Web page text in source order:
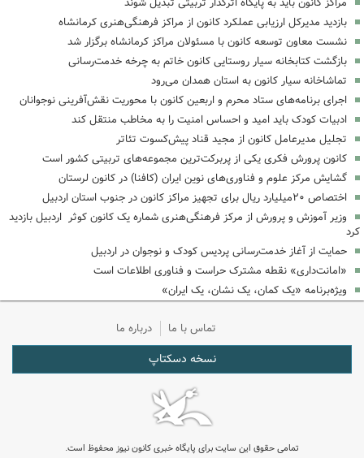
بازدید مدیرکل ارزیابی عملکرد کانون از مراکز فرهنگی‌هنری کرمانشاه
نشست معاون توسعه کانون با مسئولان مراکز کرمانشاه برگزار شد
بازگشت کتابخانه سیار روستایی کانون خاتم به چرخه خدمت‌رسانی
تماشاخانه سیار کانون به استان همدان می‌رود
اجرای برنامه‌های ستاد محرم و اربعین کانون با محوریت نقش‌آفرینی نوجوانان
ادبیات کودک باید امید و احساس امنیت را به مخاطب منتقل کند
تجلیل مدیرعامل کانون از مجید قناد پیش‌کسوت تئاتر
کانون پرورش فکری یکی از پربرکت‌ترین مجموعه‌های تربیتی کشور است
گشایش مرکز علوم و فناوری‌های نوین ایران (کافنا) در کانون لرستان
اختصاص ۲۰میلیارد ریال برای تجهیز مراکز کانون در جنوب استان اردبیل
وزیر آموزش و پرورش از مرکز فرهنگی‌هنری شماره یک کانون کوثر اردبیل بازدید
کرد
حمایت از آغاز خدمت‌رسانی پردیس کودک و نوجوان در اردبیل
«امانت‌داری» نقطه مشترک حراست و فناوری اطلاعات است
ویژه‌برنامه «یک کمان، یک نشان، یک ایران»
تماس با ما درباره ما
نسخه دسکتاپ
تمامی حقوق این سایت برای پایگاه خبری کانون نیوز محفوظ است.